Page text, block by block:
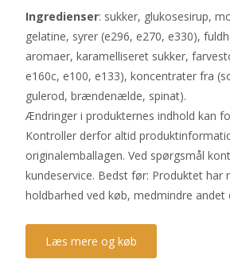
Ingredienser: sukker, glukosesirup,
gelatine, syrer (e296, e270, e330),
aromaer, karamelliseret sukker,
e160c, e100, e133), koncentrater fra
gulerod, brændenælde, spinat).
Ændringer i produkternes indhold kan
Kontroller derfor altid
originalemballagen. Ved spørgsmål
kundeservice. Bedst før: Produktet har
holdbarhed ved køb, medmindre andet
Læs mere og køb